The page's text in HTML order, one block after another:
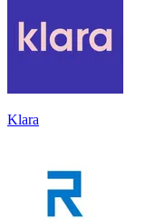
Klara